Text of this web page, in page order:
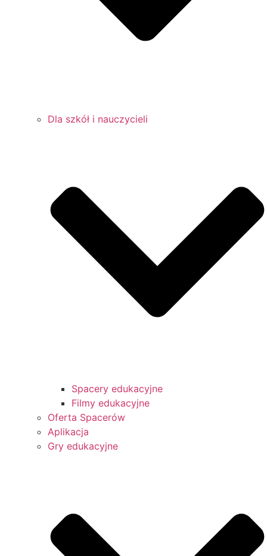
Dla szkół i nauczycieli
Spacery edukacyjne
Filmy edukacyjne
Oferta Spacerów
Aplikacja
Gry edukacyjne